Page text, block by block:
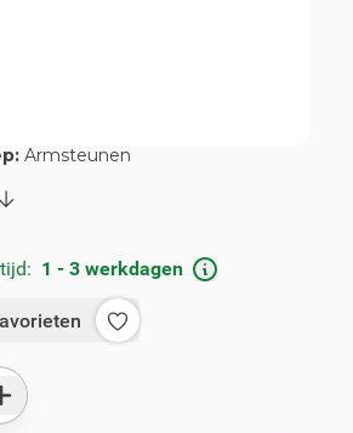
Armsteunen
1 - 3 werkdagen